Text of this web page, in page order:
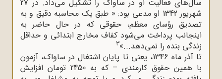
سال‌های فعالیت او در ساواک را تشکیل می‌داد. در 27
شهریور 1342 او مدعی بود: « طبق یک محاسبه دقیق و به
تصدیق رؤسای معظم، حقوقی که در حال حاضر به
اینجانب پرداخت می‌شود کفاف مخارج ابتدائی و حداقل
زندگی بنده را نمی‌دهد...»3
تا آذر ماه 1346، یعنی تا پایان اشتغال در ساواک، آزمون
با همین حقوق کارمندی – که به 2450 تومان افزایش